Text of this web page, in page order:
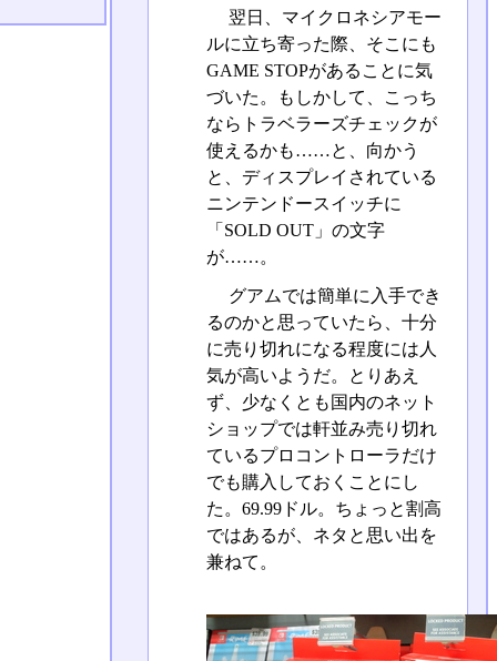
翌日、マイクロネシアモー
ルに立ち寄った際、そこにも
GAME STOPがあることに気
づいた。もしかして、こっち
ならトラベラーズチェックが
使えるかも……と、向かう
と、ディスプレイされている
ニンテンドースイッチに
「SOLD OUT」の文字
が……。
グアムでは簡単に入手でき
るのかと思っていたら、十分
に売り切れになる程度には人
気が高いようだ。とりあえ
ず、少なくとも国内のネット
ショップでは軒並み売り切れ
ているプロコントローラだけ
でも購入しておくことにし
た。69.99ドル。ちょっと割高
ではあるが、ネタと思い出を
兼ねて。